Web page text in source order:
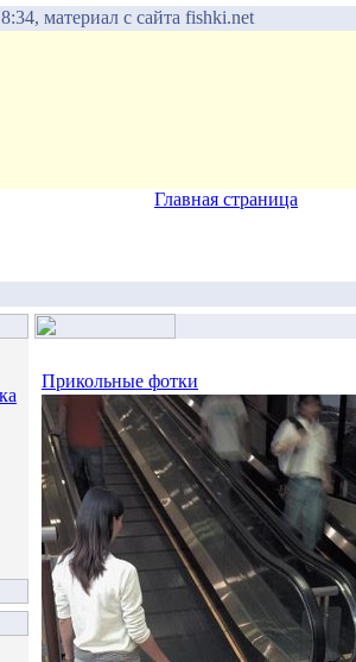
материал с сайта fishki.net
Главная страница
Прикольные фотки